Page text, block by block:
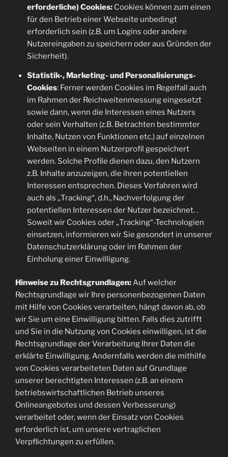
erforderliche) Cookies:Cookies können zum einen
für den Betrieb einer Webseite unbedingt
erforderlich sein (z.B. um Logins oder andere
Nutzereingaben zu speichern oder aus Gründen der
Sicherheit).
Statistik-, Marketing- und Personalisierungs-
Cookies: Ferner werden Cookies im Regelfall auch
im Rahmen der Reichweitenmessung eingesetzt
sowie dann, wenn die Interessen eines Nutzers
oder sein Verhalten (z.B. Betrachten bestimmter
Inhalte, Nutzen von Funktionen etc.) auf einzelnen
Webseiten in einem Nutzerprofil gespeichert
werden. Solche Profile dienen dazu, den Nutzern
z.B. Inhalte anzuzeigen, die ihren potentiellen
Interessen entsprechen. Dieses Verfahren wird
auch als „Tracking“, d.h., Nachverfolgung der
potentiellen Interessen der Nutzer bezeichnet. .
Soweit wir Cookies oder „Tracking“-Technologien
einsetzen, informieren wir Sie gesondert in unserer
Datenschutzerklärung oder im Rahmen der
Einholung einer Einwilligung.
Hinweise zu Rechtsgrundlagen:Auf welcher
Rechtsgrundlage wir Ihre personenbezogenen Daten
mit Hilfe von Cookies verarbeiten, hängt davon ab, ob
wir Sie um eine Einwilligung bitten. Falls dies zutrifft
und Sie in die Nutzung von Cookies einwilligen, ist die
Rechtsgrundlage der Verarbeitung Ihrer Daten die
erklärte Einwilligung. Andernfalls werden die mithilfe
von Cookies verarbeiteten Daten auf Grundlage
unserer berechtigten Interessen (z.B. an einem
betriebswirtschaftlichen Betrieb unseres
Onlineangebotes und dessen Verbesserung)
verarbeitet oder, wenn der Einsatz von Cookies
erforderlich ist, um unsere vertraglichen
Verpflichtungen zu erfüllen.